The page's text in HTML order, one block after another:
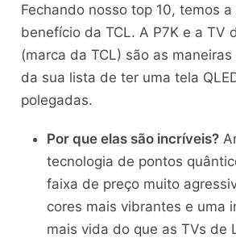
Fechando nosso top 10, temos
benefício da TCL. A P7K e a TV
(marca da TCL) são as
da sua lista de ter uma tela
polegadas.
Por que elas são incríveis?
tecnologia de pontos
faixa de preço muito
cores mais vibrantes e uma
mais vida do que as TVs de